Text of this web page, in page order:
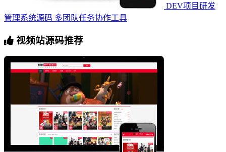
DEV项目研发
管理系统源码 多团队任务协作工具
视频站源码推荐